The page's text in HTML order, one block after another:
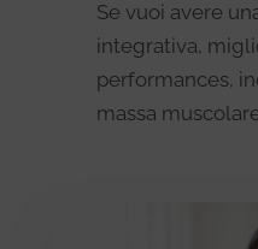
Se vuoi avere
integrativa,
performances,
massa